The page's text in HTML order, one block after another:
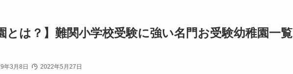
とは？】難関小学校受験に強い名門お受験幼稚園一覧
年3月8日 2022年5月27日